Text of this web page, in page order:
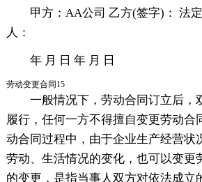
甲方：AA公司 乙方(签字)： 法
人：
年 月 日 年 月 日
劳动变更合同15
一般情况下，劳动合同订立后，
履行，任何一方不得擅自变更劳动合
动合同过程中，由于企业生产经营状
劳动、生活情况的变化，也可以变更
的变更，是指当事人双方对依法成立